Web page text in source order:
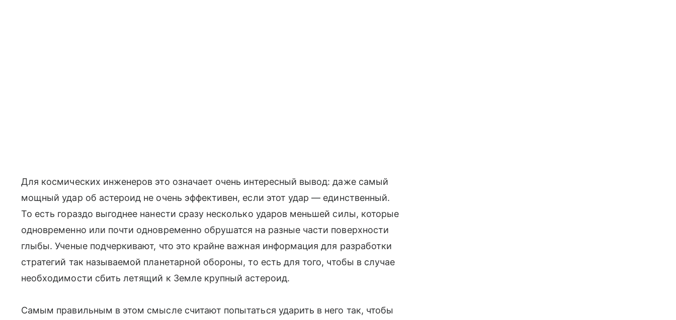
Для космических инженеров это означает очень интересный вывод: даже самый
мощный удар об астероид не очень эффективен, если этот удар — единственный.
То есть гораздо выгоднее нанести сразу несколько ударов меньшей силы, которые
одновременно или почти одновременно обрушатся на разные части поверхности
глыбы. Ученые подчеркивают, что это крайне важная информация для разработки
стратегий так называемой планетарной обороны, то есть для того, чтобы в случае
необходимости сбить летящий к Земле крупный астероид.
Самым правильным в этом смысле считают попытаться ударить в него так, чтобы